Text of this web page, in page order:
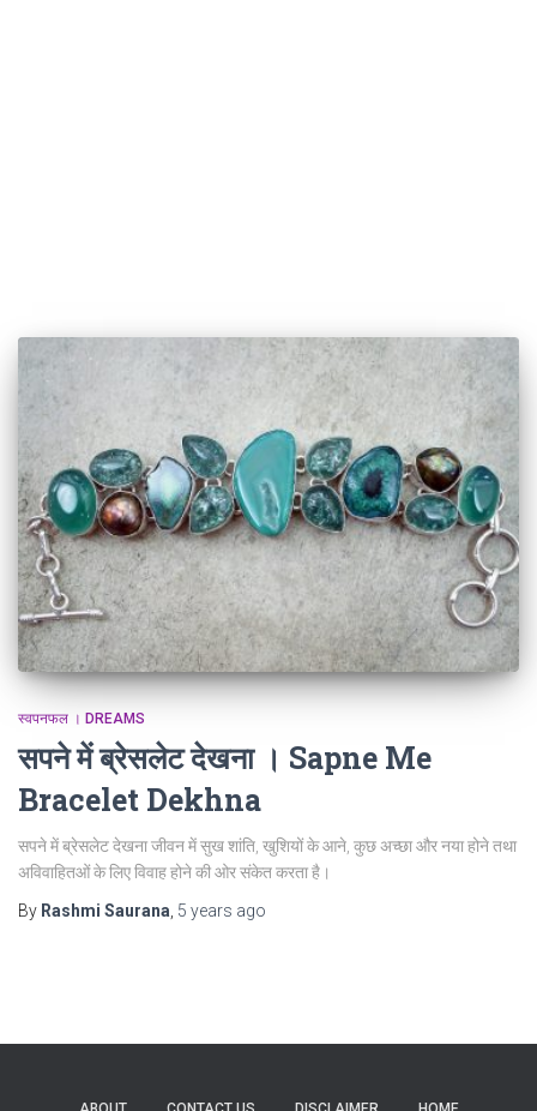
स्वपनफल । DREAMS
सपने में ब्रेसलेट देखना । Sapne Me
Bracelet Dekhna
सपने में ब्रेसलेट देखना जीवन में सुख शांति, खुशियों के आने, कुछ अच्छा और नया होने तथा
अविवाहितओं के लिए विवाह होने की ओर संकेत करता है।
By Rashmi Saurana 5 years ago